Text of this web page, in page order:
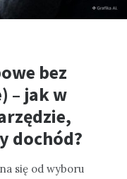
bez
– jak w
dochód?
się od wyboru